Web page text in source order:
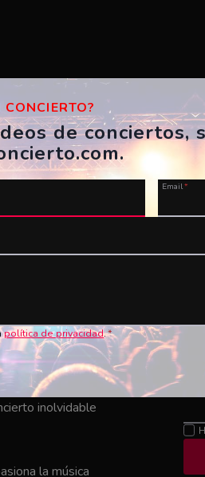
ahora!
conciertos en vivo!
tu artista favorito
inolvidable
la música
de conciertos,
Email*
política de privacidad.*